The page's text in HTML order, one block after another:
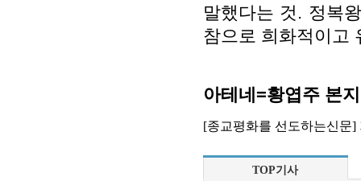
말했다는 것. 정복
참으로 희화적이고
아테네=황엽주 본
[종교평화를 선도하는신문
TOP기사